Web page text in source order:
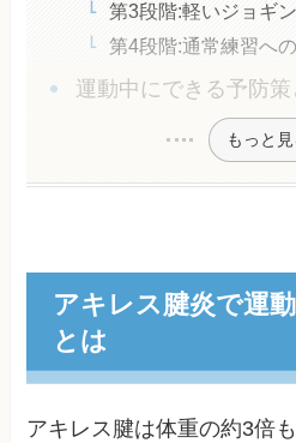
第3段階:軽いジョギ
第4段階:通常練習へ
運動中にできる予防策
もっと見
アキレス腱炎で運
とは
アキレス腱は体重の約3倍